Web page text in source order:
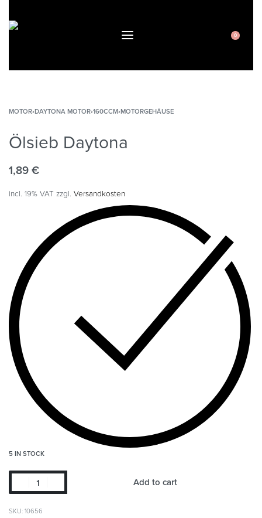
0
MOTOR›DAYTONA MOTOR›160CCM›MOTORGEHÄUSE
Ölsieb Daytona
1,89 €
incl. 19% VAT zzgl. Versandkosten
5 IN STOCK
Add to cart
SKU: 10656